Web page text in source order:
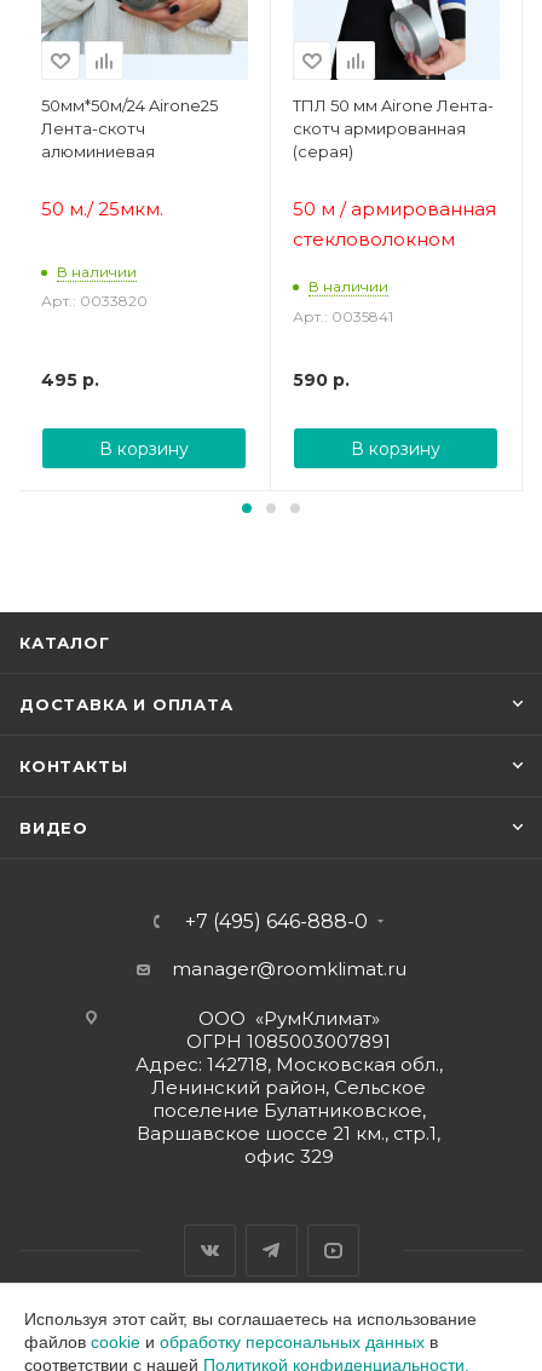
50мм*50м/24 Airone25
Лента-скотч
алюминиевая
50 м./25мкм.
В наличии
Арт.: 0033820
495 р.
В корзину
ТПЛ 50 мм Airone Лента-
скотч армированная
(серая)
50 м / армированная
стекловолокном
В наличии
Арт.: 0035841
590р.
В корзину
КАТАЛОГ
ДОСТАВКА И ОПЛАТА
КОНТАКТЫ
ВИДЕО
+7 (495) 646-888-0
manager@roomklimat.ru
ООО «РумКлимат»
ОГРН 1085003007891
Адрес: 142718, Московская обл.,
Ленинский район, Сельское
поселение Булатниковское,
Варшавское шоссе 21 км., стр.1,
офис 329
2026 © ООО "РумКлимат"
Используя этот сайт, вы соглашаетесь на использование
файлов cookie и обработку персональных данных в
соответствии с нашей Политикой конфиденциальности.